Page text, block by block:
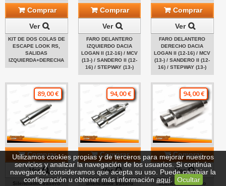
Comprar
Ver
KIT DE DOS COLAS DE
ESCAPE LOOK RS,
SALIDAS
IZQUIERDA+DERECHA
Comprar
Ver
FARO DELANTERO
IZQUIERDO DACIA
LOGAN II (12-16) / MCV
(13-) / SANDERO II (12-
16) / STEPWAY (13-)
Comprar
Ver
FARO DELANTERO
DERECHO DACIA
LOGAN II (12-16) / MCV
(13-) / SANDERO II (12-
16) / STEPWAY (13-)
89,00 €
Comprar
Ver
Silenciador trasero
94,00 €
Comprar
Ver
Silenciador trasero
94,00 €
Comprar
Ver
Silenciador trasero
Utilizamos cookies propias y de terceros para mejorar nuestros
servicios y analizar la navegación de los usuarios. Si continúa
navegando, consideramos que acepta su uso. Puede cambiar la
configuración u obtener más información aquí. Ocultar